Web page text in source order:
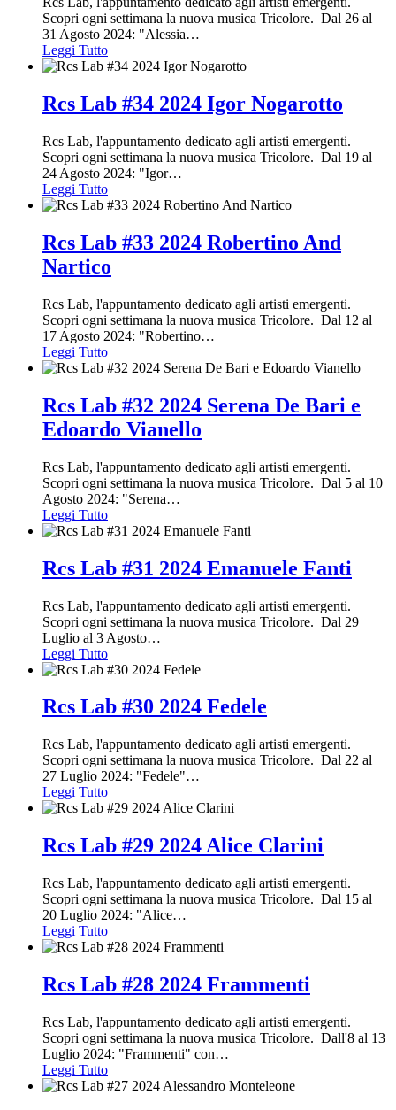
Scopri ogni settimana la nuova musica Tricolore. Dal 26 al
31 Agosto 2024: "Alessia…
Leggi Tutto
Rcs Lab #34 2024 Igor Nogarotto
Rcs Lab, l'appuntamento dedicato agli artisti emergenti.
Scopri ogni settimana la nuova musica Tricolore. Dal 19 al
24 Agosto 2024: "Igor…
Leggi Tutto
Rcs Lab #33 2024 Robertino And
Nartico
Rcs Lab, l'appuntamento dedicato agli artisti emergenti.
Scopri ogni settimana la nuova musica Tricolore. Dal 12 al
17 Agosto 2024: "Robertino…
Leggi Tutto
Rcs Lab #32 2024 Serena De Bari e
Edoardo Vianello
Rcs Lab, l'appuntamento dedicato agli artisti emergenti.
Scopri ogni settimana la nuova musica Tricolore. Dal 5 al 10
Agosto 2024: "Serena…
Leggi Tutto
Rcs Lab #31 2024 Emanuele Fanti
Rcs Lab, l'appuntamento dedicato agli artisti emergenti.
Scopri ogni settimana la nuova musica Tricolore. Dal 29
Luglio al 3 Agosto…
Leggi Tutto
Rcs Lab #30 2024 Fedele
Rcs Lab, l'appuntamento dedicato agli artisti emergenti.
Scopri ogni settimana la nuova musica Tricolore. Dal 22 al
27 Luglio 2024: "Fedele"…
Leggi Tutto
Rcs Lab #29 2024 Alice Clarini
Rcs Lab, l'appuntamento dedicato agli artisti emergenti.
Scopri ogni settimana la nuova musica Tricolore. Dal 15 al
20 Luglio 2024: "Alice…
Leggi Tutto
Rcs Lab #28 2024 Frammenti
Rcs Lab, l'appuntamento dedicato agli artisti emergenti.
Scopri ogni settimana la nuova musica Tricolore. Dall'8 al 13
Luglio 2024: "Frammenti" con…
Leggi Tutto